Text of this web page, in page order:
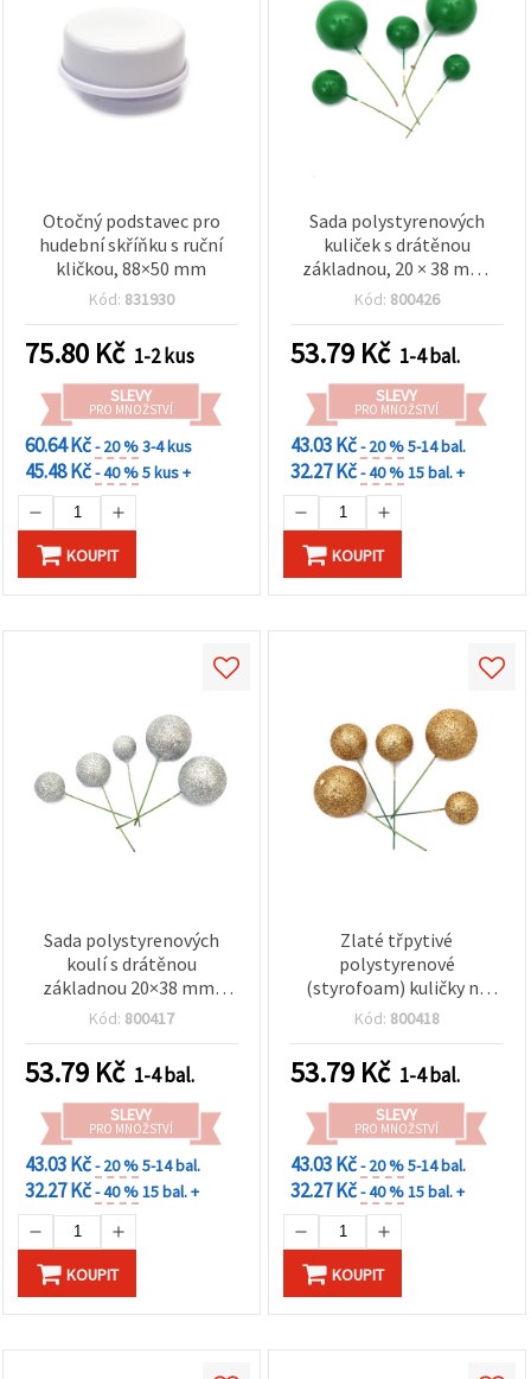
Otočný podstavec pro
hudební skříňku s ruční
kličkou, 88×50 mm
Kód: 831930
75.80 Kč 1-2 kus
SLEVY
PRO MNOŽSTVÍ
60.64 Kč- 20 %3-4 kus
45.48 Kč- 40 %5 kus +
KOUPIT
Sada polystyrenových
kuliček s drátěnou
základnou, 20 × 38 mm,
zelené, 20 ks
Kód: 800426
53.79 Kč 1-4 bal.
SLEVY
PRO MNOŽSTVÍ
43.03 Kč- 20 %5-14 bal.
32.27 Kč- 40 %15 bal. +
KOUPIT
Sada polystyrenových
koulí s drátěnou
základnou 20×38 mm,
stříbrné třpytky, 20 ks
Kód: 800417
53.79 Kč 1-4 bal.
SLEVY
PRO MNOŽSTVÍ
43.03 Kč- 20 %5-14 bal.
32.27 Kč- 40 %15 bal. +
KOUPIT
Zlaté třpytivé
polystyrenové
(styrofoam) kuličky na
zelených drátěných
balení 20 ks – ozdobná
zapichovátka pro
hobby/D.I.Y., aranžmá,
věnce, ozdoby a sváteční
Kód: 800418
53.79 Kč 1-4 bal.
SLEVY
PRO MNOŽSTVÍ
43.03 Kč- 20 %5-14 bal.
32.27 Kč- 40 %15 bal. +
KOUPIT